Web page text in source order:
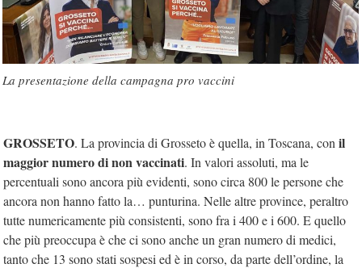
La presentazione della campagna pro vaccini
GROSSETO. La provincia di Grosseto è quella, in Toscana, con il
maggior numero di non vaccinati. In valori assoluti, ma le
percentuali sono ancora più evidenti, sono circa 800 le persone che
ancora non hanno fatto la… punturina. Nelle altre province, peraltro
tutte numericamente più consistenti, sono fra i 400 e i 600. E quello
che più preoccupa è che ci sono anche un gran numero di medici,
tanto che 13 sono stati sospesi ed è in corso, da parte dell’ordine, la